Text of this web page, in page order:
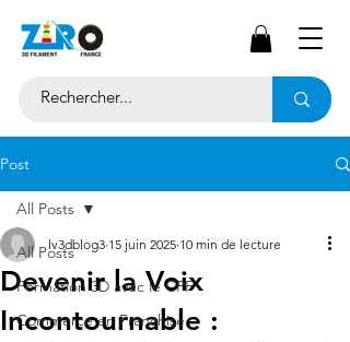
Post
All Posts
Formation 3D avec le CPF
Commerce en Franchise
All Posts
Devenir la Voix
Incontournable :
lv3dblog3 15 juin 2025 10 min de lecture